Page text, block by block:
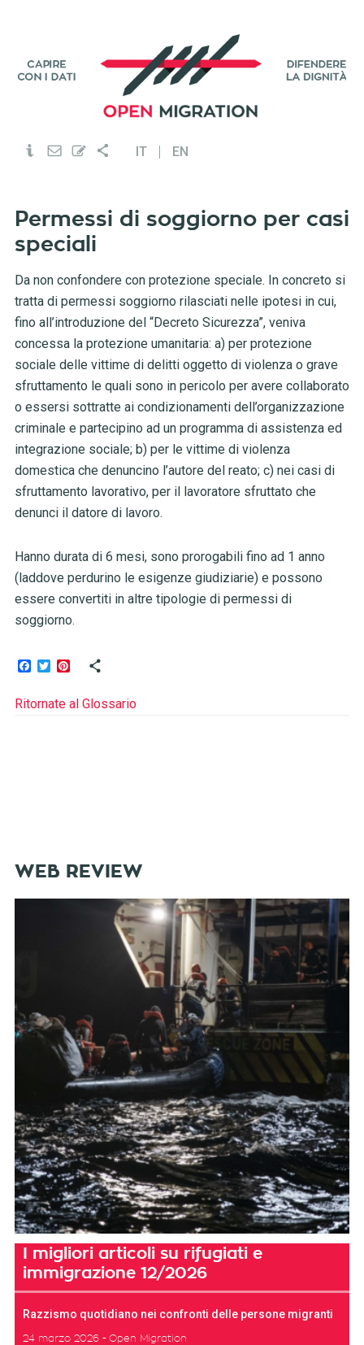
IT EN
Permessi di soggiorno per casi
speciali
Da non confondere con protezione speciale. In concreto si
tratta di permessi soggiorno rilasciati nelle ipotesi in cui,
fino all’introduzione del “Decreto Sicurezza”, veniva
concessa la protezione umanitaria: a) per protezione
sociale delle vittime di delitti oggetto di violenza o grave
sfruttamento le quali sono in pericolo per avere collaborato
o essersi sottratte ai condizionamenti dell’organizzazione
criminale e partecipino ad un programma di assistenza ed
integrazione sociale; b) per le vittime di violenza
domestica che denuncino l’autore del reato; c) nei casi di
sfruttamento lavorativo, per il lavoratore sfruttato che
denunci il datore di lavoro.
Hanno durata di 6 mesi, sono prorogabili fino ad 1 anno
(laddove perdurino le esigenze giudiziarie) e possono
essere convertiti in altre tipologie di permessi di
soggiorno.
Facebook
TwitterPinterest
Ritornate al Glossario
WEB REVIEW
I migliori articoli su rifugiati e
immigrazione 12/2026
Razzismo quotidiano nei confronti delle persone migranti
24 marzo 2026 Open Migration